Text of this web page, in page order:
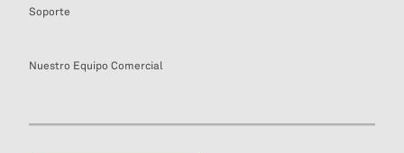
Soporte
Nuestro Equipo Comercial